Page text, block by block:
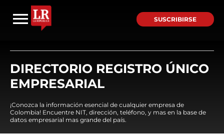
SUSCRIBIRSE
DIRECTORIO REGISTRO ÚNICO
EMPRESARIAL
¡Conozca la información esencial de cualquier empresa de
Colombia! Encuentre NIT, dirección, teléfono, y mas en la base de
datos empresarial mas grande del país.